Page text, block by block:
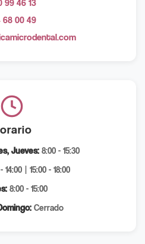
99 46 13
68 00 49
Jueves:8:00 - 15:30
14:00 | 15:00 - 18:00
8:00 - 15:00
Cerrado